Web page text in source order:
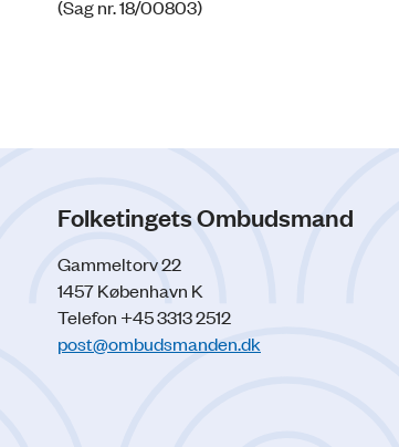
(Sag nr. 18/00803)
Folketingets Ombudsmand
Gammeltorv 22
1457 København K
Telefon +45 3313 2512
post@ombudsmanden.dk